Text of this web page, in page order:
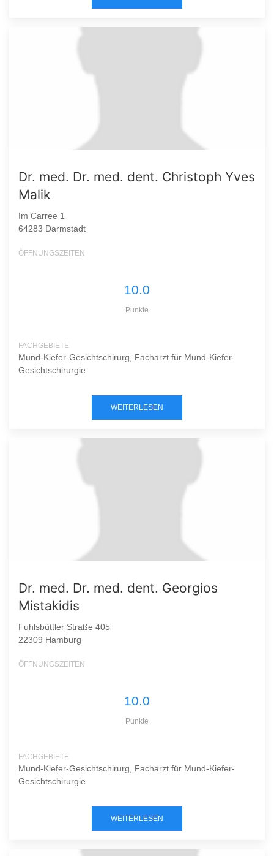
Dr. med. Dr. med. dent. Christoph Yves
Malik
Im Carree 1
64283 Darmstadt
ÖFFNUNGSZEITEN
10.0
Punkte
FACHGEBIETE
Mund-Kiefer-Gesichtschirurg, Facharzt für Mund-Kiefer-
Gesichtschirurgie
WEITERLESEN
Dr. med. Dr. med. dent. Georgios
Mistakidis
Fuhlsbüttler Straße 405
22309 Hamburg
ÖFFNUNGSZEITEN
10.0
Punkte
FACHGEBIETE
Mund-Kiefer-Gesichtschirurg, Facharzt für Mund-Kiefer-
Gesichtschirurgie
WEITERLESEN